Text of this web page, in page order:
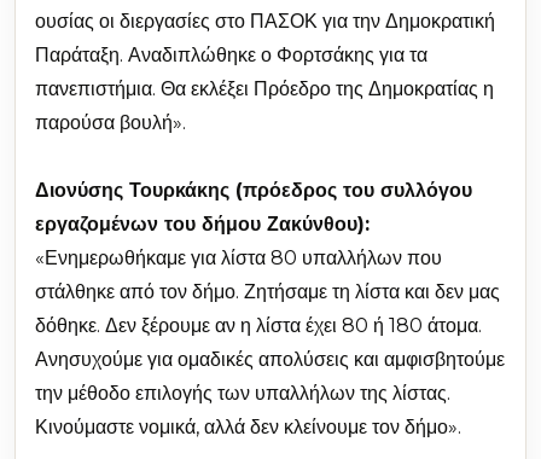
ουσίας οι διεργασίες στο ΠΑΣΟΚ για την Δημοκρατική
Παράταξη. Αναδιπλώθηκε ο Φορτσάκης για τα
πανεπιστήμια. Θα εκλέξει Πρόεδρο της Δημοκρατίας η
παρούσα βουλή».
Διονύσης Τουρκάκης (πρόεδρος του συλλόγου
εργαζομένων του δήμου Ζακύνθου):
«Ενημερωθήκαμε για λίστα 80 υπαλλήλων που
στάλθηκε από τον δήμο. Ζητήσαμε τη λίστα και δεν μας
δόθηκε. Δεν ξέρουμε αν η λίστα έχει 80 ή 180 άτομα.
Ανησυχούμε για ομαδικές απολύσεις και αμφισβητούμε
την μέθοδο επιλογής των υπαλλήλων της λίστας.
Κινούμαστε νομικά, αλλά δεν κλείνουμε τον δήμο».